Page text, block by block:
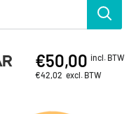
€50,00 incl. BTW
€42,02 excl. BTW